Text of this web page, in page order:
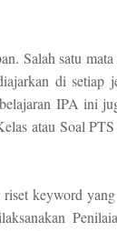
Salah satu
di
IPA ini
atau Soal
riset keyword